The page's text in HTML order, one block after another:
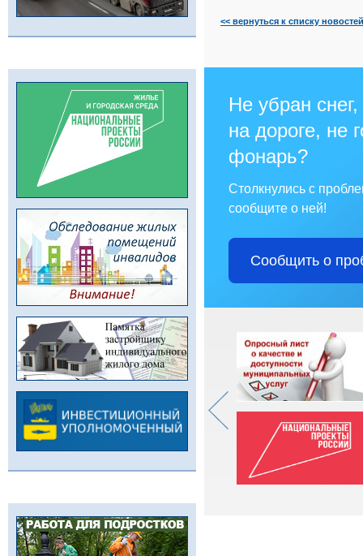
<< вернуться к списку новостей
Не убран
на дороге, не
фонарь?
Столкнулись с
сообщите о ней!
Сообщить о